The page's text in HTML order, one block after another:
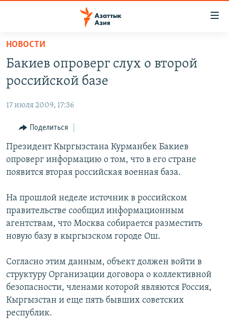
Вернуться
основному
содержанию
Вернутся
навигации
Вернутся
поиску
УЗБЕКИСТАН
ТАДЖИКИСТАН
ВОЙНА В УКРАИНЕ
НА ДРУГИХ ЯЗЫКАХ
ҚАЗАҚША
КЫРГЫЗЧА
ЎЗБЕКЧА
TÜRKMENÇE
НОВОСТИ
Бакиев опроверг слух о второй
российской базе
17 июля 2009, 17:36
Поделиться
Президент Кыргызстана Курманбек Бакиев
опроверг информацию о том, что в его стране
появится вторая российская военная база.
На прошлой неделе источник в российском
правительстве сообщил информационным
агентствам, что Москва собирается разместить
новую базу в кыргызском городе Ош.
Согласно этим данным, объект должен войти в
структуру Организации договора о коллективной
безопасности, членами которой являются Россия,
Кыргызстан и еще пять бывших советских
республик.